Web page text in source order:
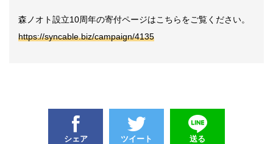
森ノオト設立10周年の寄付ページはこちらをご覧ください。
https://syncable.biz/campaign/4135
シェア ツイート 送る